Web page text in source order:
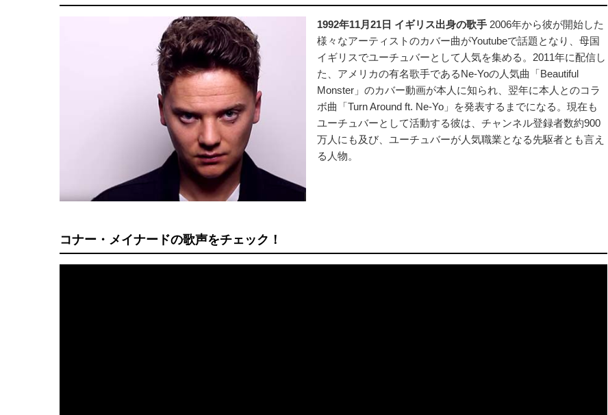
1992年11月21日 イギリス出身の歌手 2006年から彼が開始した
様々なアーティストのカバー曲がYoutubeで話題となり、母国
イギリスでユーチュバーとして人気を集める。2011年に配信し
た、アメリカの有名歌手であるNe-Yoの人気曲「Beautiful
Monster」のカバー動画が本人に知られ、翌年に本人とのコラ
ボ曲「Turn Around ft. Ne-Yo」を発表するまでになる。現在も
ユーチュバーとして活動する彼は、チャンネル登録者数約900
万人にも及び、ユーチュバーが人気職業となる先駆者とも言え
る人物。
コナー・メイナードの歌声をチェック！